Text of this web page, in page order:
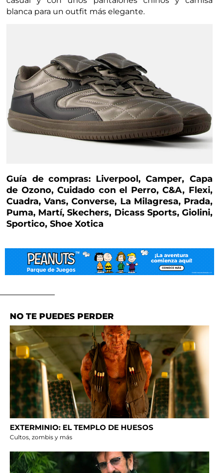
blanca para un outfit más elegante.
Guía de compras: Liverpool, Camper, Capa
de Ozono, Cuidado con el Perro, C&A, Flexi,
Cuadra, Vans, Converse, La Milagresa, Prada,
Puma, Martí, Skechers, Dicass Sports, Giolini,
Sportico, Shoe Xotica
NO TE PUEDES PERDER
EXTERMINIO: EL TEMPLO DE HUESOS
Cultos, zombis y más